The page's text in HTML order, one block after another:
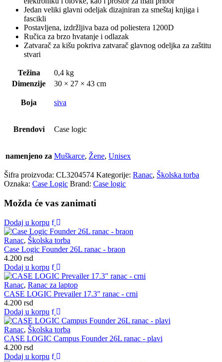
Jedan veliki glavni odeljak dizajniran za smeštaj knjiga i
fascikli
Postavljena, izdržljiva baza od poliestera 1200D
Ručica za brzo hvatanje i odlazak
Zatvarač za kišu pokriva zatvarač glavnog odeljka za zaštitu
stvari
Težina
0,4 kg
Dimenzije
30 × 27 × 43 cm
Boja siva
Brendovi Case logic
namenjeno za Muškarce, Žene, Unisex
Šifra proizvoda: CL3204574 Kategorije: Ranac, Školska torba
Oznaka: Case Logic Brand: Case logic
Možda će vas zanimati
Dodaj u korpu
Ranac, Školska torba
Case Logic Founder 26L ranac - braon
4.200 rsd
Dodaj u korpu
Ranac, Ranac za laptop
CASE LOGIC Prevailer 17.3" ranac - crni
4.200 rsd
Dodaj u korpu
Ranac, Školska torba
CASE LOGIC Campus Founder 26L ranac - plavi
4.200 rsd
Dodaj u korpu